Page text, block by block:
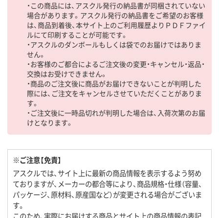
・この商品には、アスクル発行の納品書が同梱されていない
場合があります。アスクル発行の納品書をご希望のお客様
は、商品到着後、本サイト上のご利用履歴よりＰＤＦファイ
ルにて印刷することが可能です。
・アスクルのダンボールもしくは袋でのお届けではありま
せん。
・お客様のご都合によるご注文後の変更・キャンセル・返品・
交換はお受けできません。
・商品のご注文後に商品がお届けできないことが判明した
際には、ご注文をキャンセルさせていただくことがありま
す。
・ご注文後に一時品切れが判明した場合は、入荷次第のお届
けとなります。
※ご注意【免責】
アスクルでは、サイト上に最新の商品情報を表示するよう努め
ておりますが、メーカーの都合等により、商品規格・仕様（容量、
パッケージ、原材料、原産国など）が変更される場合がございま
す。
このため、実際にお届けする商品とサイト上の商品情報の表記